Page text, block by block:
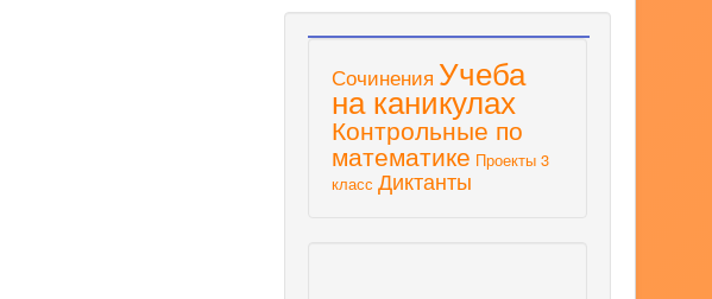
Сочинения Учеба
на каникулах
Контрольные по
математике Проекты 3
класс Диктанты